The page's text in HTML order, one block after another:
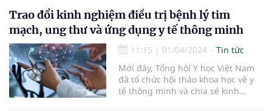
Trao đổi kinh nghiệm điều trị bệnh lý tim
mạch, ung thư và ứng dụng y tế thông minh
11:15 | 01/04/2024
Tin tức
Mới đây, Tổng hội Y học Việt Nam
đã tổ chức hội thảo khoa học về y
tế thông minh và chia sẻ kinh